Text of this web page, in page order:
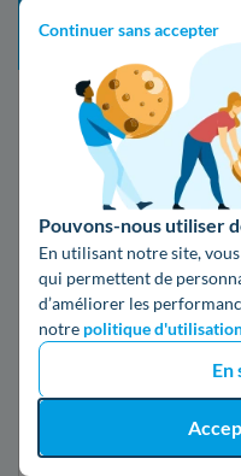
Continuer sans accepter
Pouvons-nous utiliser
En utilisant notre site,
qui permettent de
d’améliorer les
notre politique
En
Type de mise en service
Changement de fournisseur
Mise en service standard
Mise en service express
Mise en service d’urgence
Mise en service d’urgence
compteur Linky
Première mise en service